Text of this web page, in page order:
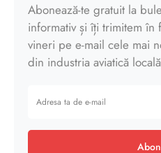
Abonează-te gratuit la
informativ și îți trimitem în
vineri pe e-mail cele mai
din industria aviatică